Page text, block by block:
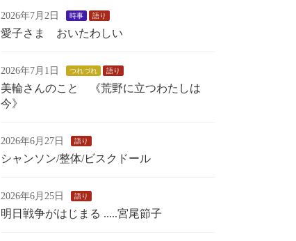
2026年7月2日 時事 語り
愛子さま おいたわしい
2026年7月1日 つれづれ 語り
美輪さんのこと 《荒野に立つわたしは
今》
2026年6月27日 語り
シャンソン/整体/ビスクドール
2026年6月25日 語り
明日戦争がはじまる .....宮尾節子